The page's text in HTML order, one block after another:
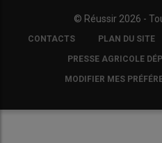
© Réussir 2026 -
FOOTER
COPYRIGHT
CONTACTS PLAN DU SITE
PRESSE AGRICOLE
MODIFIER MES